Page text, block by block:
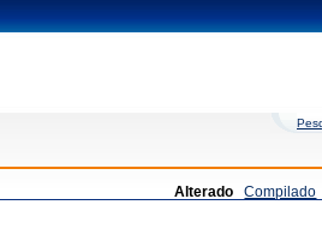
Alterado Compilado